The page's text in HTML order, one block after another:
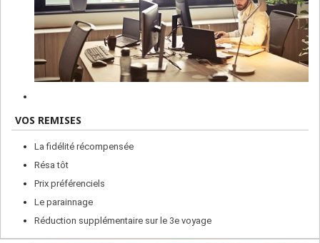
VOS REMISES
La fidélité récompensée
Résa tôt
Prix préférenciels
Le parainnage
Réduction supplémentaire sur le 3e voyage